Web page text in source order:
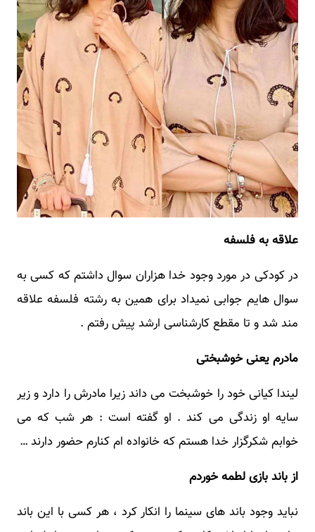
علاقه به فلسفه
در کودکی در مورد وجود خدا هزاران سوال داشتم که کسی به
سوال هایم جوابی نمیداد برای همین به رشته فلسفه علاقه
مند شد و تا مقطع کارشناسی ارشد پیش رفتم .
مادرم یعنی خوشبختی
لیندا کیانی خود را خوشبخت می داند زیرا مادرش را دارد و زیر
سایه او زندگی می کند . او گفته است : هر شب که می
خوابم شکرگزار خدا هستم که خانواده ام کنارم حضور دارند …
از باند بازی لطمه خوردم
نباید وجود باند های سینما را انکار کرد ، هر کسی با این باند